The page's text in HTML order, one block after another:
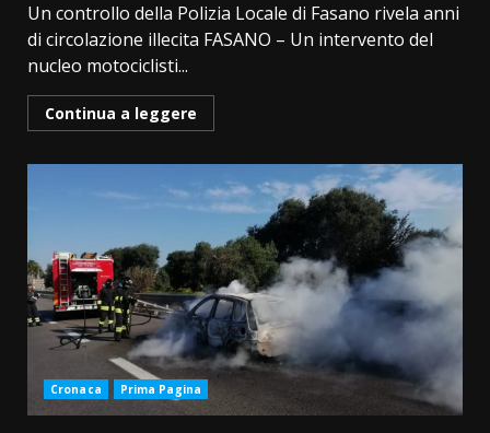
Un controllo della Polizia Locale di Fasano rivela anni
di circolazione illecita FASANO – Un intervento del
nucleo motociclisti...
Continua a leggere
Cronaca Prima Pagina